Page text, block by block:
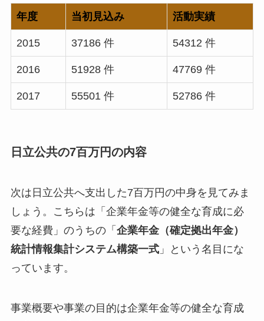
年度
当初見込み 活動実績
2015 37186 件 54312 件
2016 51928 件 47769 件
2017 55501 件 52786 件
日立公共の7百万円の内容
次は日立公共へ支出した7百万円の中身を見てみま
しょう。こちらは「企業年金等の健全な育成に必
要な経費」のうちの「 企業年金（確定拠出年金）
統計情報集計システム構築一式」という名目にな
っています。
事業概要や事業の目的は企業年金等の健全な育成